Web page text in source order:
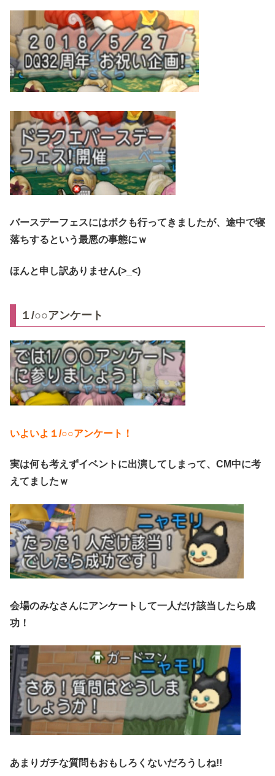
バースデーフェスにはボクも行ってきましたが、途中で寝
落ちするという最悪の事態にｗ
ほんと申し訳ありません(>_<)
１/○○アンケート
いよいよ１/○○アンケート！
実は何も考えずイベントに出演してしまって、CM中に考
えてましたｗ
会場のみなさんにアンケートして一人だけ該当したら成
功！
あまりガチな質問もおもしろくないだろうしね!!